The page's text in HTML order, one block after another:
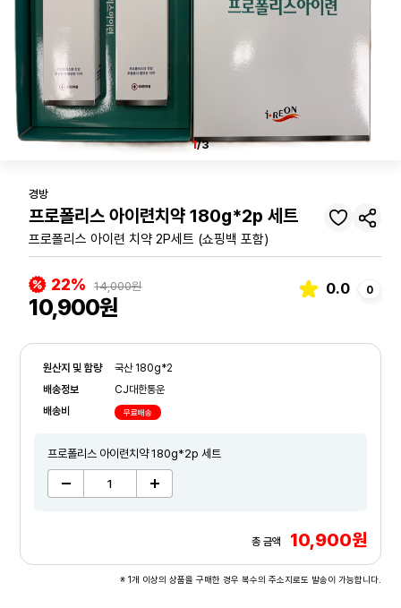
1/3
경방
프로폴리스 아이련치약 180g*2p 세트
프로폴리스 아이련 치약 2P세트 (쇼핑백 포함)
22% 14,000원
10,900원
0.0 0
원산지 및 함량
국산 180g*2
배송정보
CJ대한통운
배송비
무료배송
프로폴리스 아이련치약 180g*2p 세트
총 금액 10,900원
※ 1개 이상의 상품을 구매한 경우 복수의 주소지로도 발송이 가능합니다.